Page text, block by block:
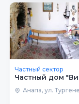
Частный сектор
Частный дом
Анапа, ул.